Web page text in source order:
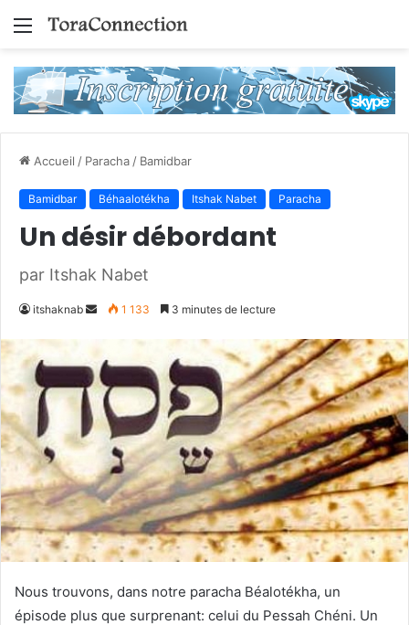
Menu
Accueil / Paracha / Bamidbar
Bamidbar Béhaalotékha Itshak Nabet Paracha
Un désir débordant
par Itshak Nabet
itshaknab
Envoyer
1 133 3 minutes de lecture
Nous trouvons, dans notre paracha Béalotékha, un
épisode plus que surprenant: celui du Pessah Chéni. Un